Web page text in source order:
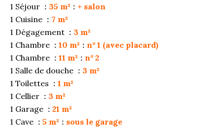
1 Séjour
35 m²
+ salon
1 Cuisine
7 m²
1 Dégagement
3 m²
1 Chambre
10 m²
n° 1 (avec placard)
1 Chambre
11 m²
n° 2
1 Salle de douche
3 m²
1 Toilettes
1 m²
1 Cellier
3 m²
1 Garage
21 m²
1 Cave
5 m² sous le garage